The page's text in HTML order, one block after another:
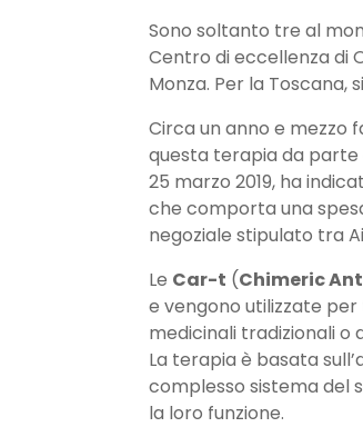
Sono soltanto tre al
Centro di eccellenza di
Monza. Per la
Circa un anno e mezzo
questa terapia da parte
25 marzo 2019, ha
che comporta una
negoziale stipulato tra
Le Car-t (Chimeric
e vengono utilizzate
medicinali tradizionali o
La terapia è basata
complesso sistema del
la loro funzione.